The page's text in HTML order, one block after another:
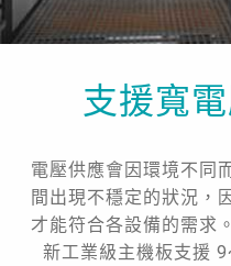
支援寬
電壓供應會因環境不同
間出現不穩定的狀況，
才能符合各設備的需求
新工業級主機板支援